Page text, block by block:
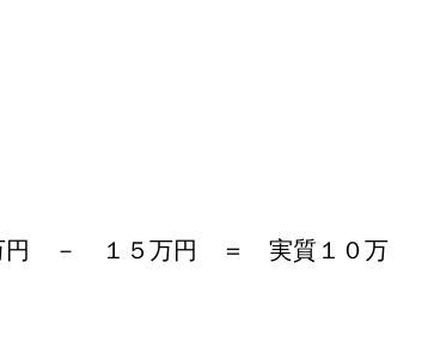
万円 － １５万円 ＝ 実質１０万